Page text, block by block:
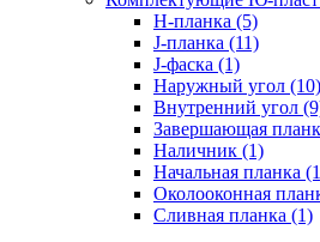
H-планка (5)
J-планка (11)
J-фаска (1)
Наружный угол (10)
Внутренний угол
Завершающая
Наличник (1)
Начальная планка
Околооконная
Сливная планка (1)